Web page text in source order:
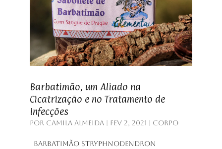
Barbatimão, um Aliado na
Cicatrização e no Tratamento de
Infecções
por Camila Almeida| fev 2, 2021 Corpo
Barbatimão Stryphnodendron